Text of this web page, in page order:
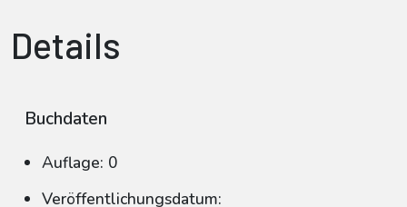
Details
Buchdaten
Auflage: 0
Veröffentlichungsdatum: